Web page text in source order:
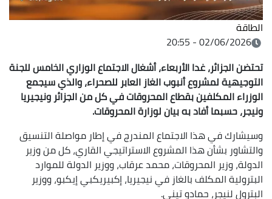
الطاقة
02/06/2026 - 20:55
تحتضن الجزائر، غدا الأربعاء، أشغال الاجتماع الوزاري الخامس للجنة
التوجيهية لمشروع أنبوب الغاز العابر للصحراء، والذي سيجمع
الوزراء المكلفين بقطاع المحروقات في كل من الجزائر ونيجيريا
ونيجر، حسبما أفاد به بيان لوزارة المحروقات.
وسيشارك في هذا الاجتماع المندرج في إطار مواصلة التنسيق
والتشاور بشأن هذا المشروع الاستراتيجي القاري، كل من وزير
الدولة، وزير المحروقات، محمد عرقاب، ووزير الدولة للموارد
البترولية المكلف بالغاز في نيجيريا، إكبيريكبي إيكبو، ووزير
البترول لنيجر، حمادو تيني.